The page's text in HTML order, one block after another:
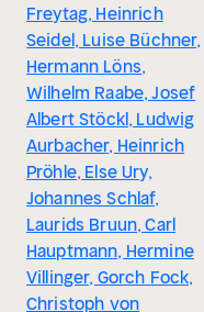
Freytag, Heinrich
Seidel, Luise Büchner,
Hermann Löns,
Wilhelm Raabe, Josef
Albert Stöckl, Ludwig
Aurbacher, Heinrich
Pröhle, Else Ury,
Johannes Schlaf,
Laurids Bruun, Carl
Hauptmann, Hermine
Villinger, Gorch Fock,
Christoph von